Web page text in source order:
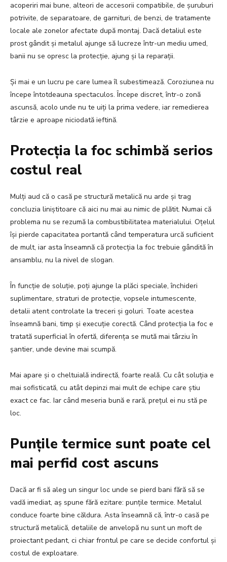
acoperiri mai bune, alteori de accesorii compatibile, de șuruburi
potrivite, de separatoare, de garnituri, de benzi, de tratamente
locale ale zonelor afectate după montaj. Dacă detaliul este
prost gândit și metalul ajunge să lucreze într-un mediu umed,
banii nu se opresc la protecție, ajung și la reparații.
Și mai e un lucru pe care lumea îl subestimează. Coroziunea nu
începe întotdeauna spectaculos. Începe discret, într-o zonă
ascunsă, acolo unde nu te uiți la prima vedere, iar remedierea
târzie e aproape niciodată ieftină.
Protecția la foc schimbă serios
costul real
Mulți aud că o casă pe structură metalică nu arde și trag
concluzia liniștitoare că aici nu mai au nimic de plătit. Numai că
problema nu se rezumă la combustibilitatea materialului. Oțelul
își pierde capacitatea portantă când temperatura urcă suficient
de mult, iar asta înseamnă că protecția la foc trebuie gândită în
ansamblu, nu la nivel de slogan.
În funcție de soluție, poți ajunge la plăci speciale, închideri
suplimentare, straturi de protecție, vopsele intumescente,
detalii atent controlate la treceri și goluri. Toate acestea
înseamnă bani, timp și execuție corectă. Când protecția la foc e
tratată superficial în ofertă, diferența se mută mai târziu în
șantier, unde devine mai scumpă.
Mai apare și o cheltuială indirectă, foarte reală. Cu cât soluția e
mai sofisticată, cu atât depinzi mai mult de echipe care știu
exact ce fac. Iar când meseria bună e rară, prețul ei nu stă pe
loc.
Punțile termice sunt poate cel
mai perfid cost ascuns
Dacă ar fi să aleg un singur loc unde se pierd bani fără să se
vadă imediat, aș spune fără ezitare: punțile termice. Metalul
conduce foarte bine căldura. Asta înseamnă că, într-o casă pe
structură metalică, detaliile de anvelopă nu sunt un moft de
proiectant pedant, ci chiar frontul pe care se decide confortul și
costul de exploatare.